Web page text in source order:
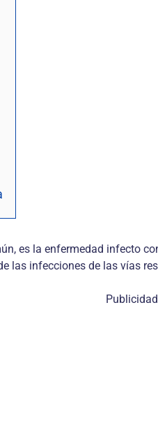
es la enfermedad infecto
las infecciones de las vías
Publicidad